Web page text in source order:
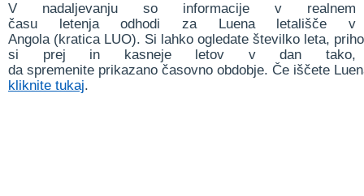
V nadaljevanju so informacije v realnem
času letenja odhodi za Luena letališče v
Angola (kratica LUO). Si lahko ogledate številko leta,
si prej in kasneje letov v dan tako,
da spremenite prikazano časovno obdobje. Če iščete
kliknite tukaj.